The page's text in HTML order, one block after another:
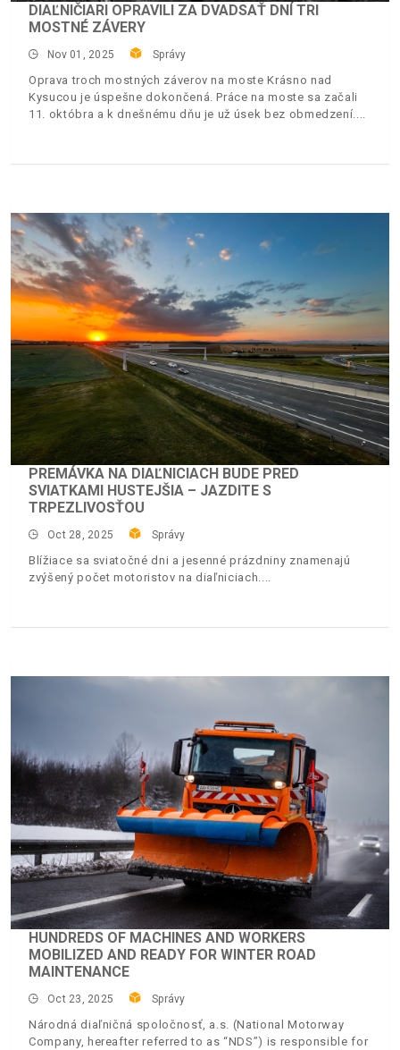
DIAĽNIČIARI OPRAVILI ZA DVADSAŤ DNÍ TRI
MOSTNÉ ZÁVERY
Nov 01, 2025 Správy
Oprava troch mostných záverov na moste Krásno nad
Kysucou je úspešne dokončená. Práce na moste sa začali
11. októbra a k dnešnému dňu je už úsek bez obmedzení.
PREMÁVKA NA DIAĽNICIACH BUDE PRED
SVIATKAMI HUSTEJŠIA – JAZDITE S
TRPEZLIVOSŤOU
Oct 28, 2025 Správy
Blížiace sa sviatočné dni a jesenné prázdniny znamenajú
zvýšený počet motoristov na diaľniciach.
HUNDREDS OF MACHINES AND WORKERS
MOBILIZED AND READY FOR WINTER ROAD
MAINTENANCE
Oct 23, 2025 Správy
Národná diaľničná spoločnosť, a.s. (National Motorway
Company, hereafter referred to as “NDS”) is responsible for